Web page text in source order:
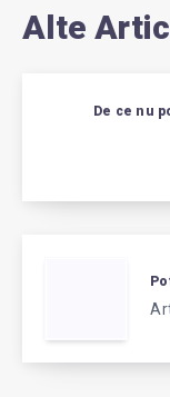
Alte
De ce nu